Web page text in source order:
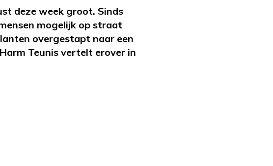
deze week groot. Sinds
mogelijk op straat
overgestapt naar een
Teunis vertelt erover in